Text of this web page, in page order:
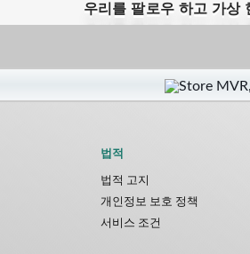
우리를 팔로우 하고 가상
법적
법적 고지
개인정보 보호 정책
서비스 조건